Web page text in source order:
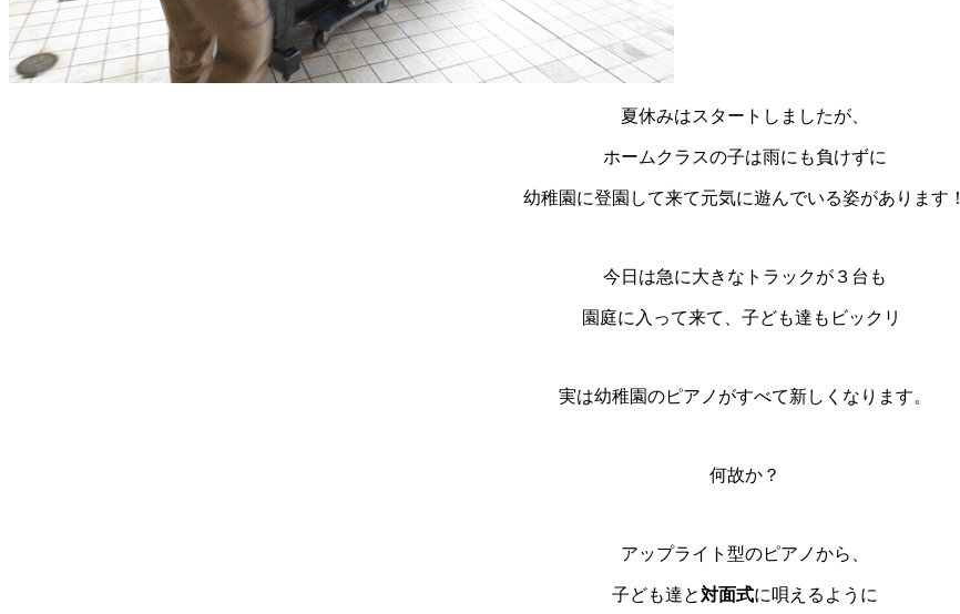
夏休みはスタートしましたが、
ホームクラスの子は雨にも負けずに
幼稚園に登園して来て元気に遊んでいる姿があります！
今日は急に大きなトラックが３台も
園庭に入って来て、子ども達もビックリ
実は幼稚園のピアノがすべて新しくなります。
何故か？
アップライト型のピアノから、
子ども達と対面式に唄えるように